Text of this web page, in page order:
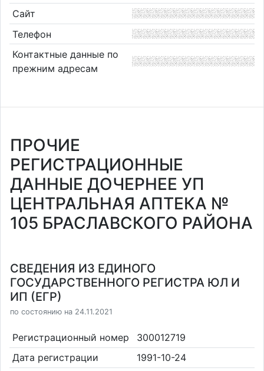
Сайт
Телефон
Контактные данные по
прежним адресам
ПРОЧИЕ
РЕГИСТРАЦИОННЫЕ
ДАННЫЕ ДОЧЕРНЕЕ УП
ЦЕНТРАЛЬНАЯ АПТЕКА №
105 БРАСЛАВСКОГО РАЙОНА
СВЕДЕНИЯ ИЗ ЕДИНОГО
ГОСУДАРСТВЕННОГО РЕГИСТРА ЮЛ И
ИП (ЕГР)
по состоянию на 24.11.2021
Регистрационный номер
300012719
Дата регистрации
1991-10-24